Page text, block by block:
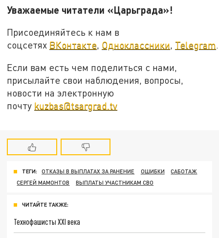
Уважаемые читатели «Царьграда»!
Присоединяйтесь к нам в
соцсетях ВКонтакте, Одноклассники, Telegram.
Если вам есть чем поделиться с нами,
присылайте свои наблюдения, вопросы,
новости на электронную
почту kuzbas@tsargrad.tv
ТЕГИ: ОТКАЗЫ В ВЫПЛАТАХ ЗА РАНЕНИЕ ОШИБКИ
САБОТАЖ
СЕРГЕЙ МАМОНТОВ
ВЫПЛАТЫ УЧАСТНИКАМ СВО
ЧИТАЙТЕ ТАКЖЕ:
Технофашисты XXI века